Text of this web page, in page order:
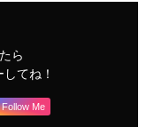
ら
てね！
Follow Me